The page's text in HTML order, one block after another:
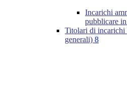
Incarichi
pubblicare
Titolari di
generali) 8